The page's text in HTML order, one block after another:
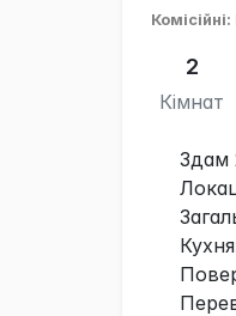
Комісійні:
2
Кімнат
Здам